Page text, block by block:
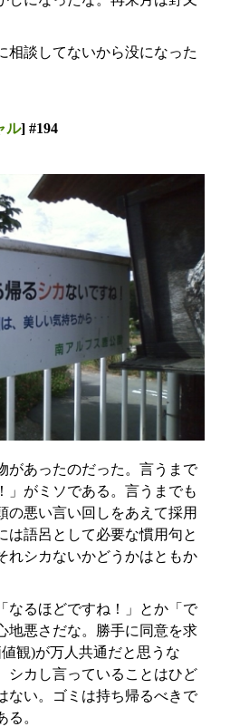
相談してないから没になった
ル] #194
があったのだった。言うまで
」がミソである。言うまでも
の悪い言い回しをあえて採用
は語呂として必要な慣用句と
れシカないかどうかはともか
なるほどですね！」とか「で
地悪さだな。勝手に同意を求
観)が万人共通だと思うな
カし言っていることはひど
ない。ゴミは持ち帰るべきで
。